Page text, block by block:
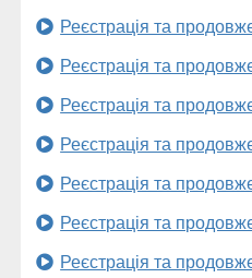
Реєстрація та
Реєстрація та
Реєстрація та
Реєстрація та
Реєстрація та
Реєстрація та
Реєстрація та